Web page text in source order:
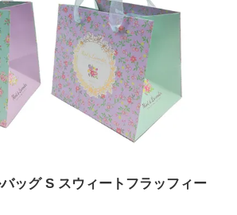
ッグ S スウィートフラッフィー